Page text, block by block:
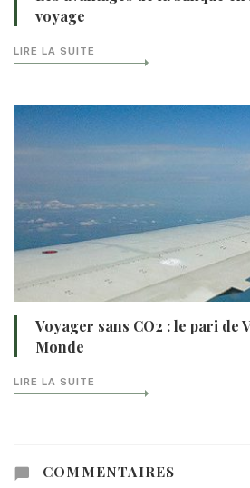
voyage
LIRE LA SUITE
Voyager sans CO2 : le pari de
Monde
LIRE LA SUITE
COMMENTAIRES